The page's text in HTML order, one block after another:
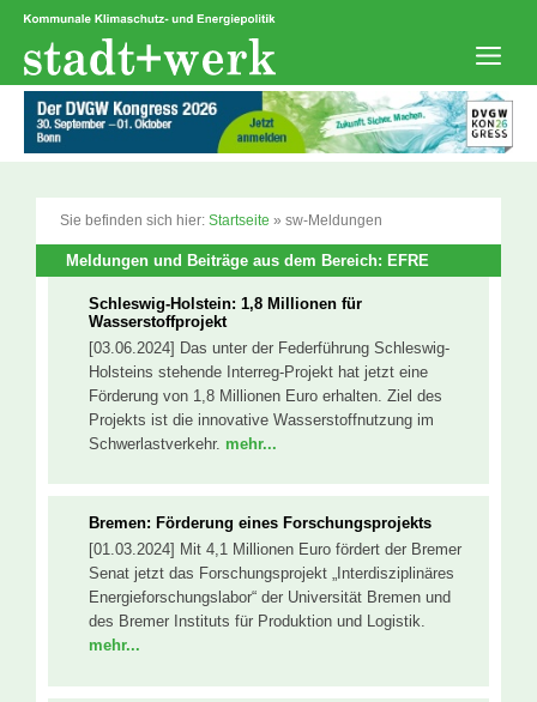
Zum
springen
Sie befinden sich hier: Startseite » sw-Meldungen
Meldungen und Beiträge aus dem Bereich: EFRE
Schleswig-Holstein: 1,8 Millionen für
Wasserstoffprojekt
[03.06.2024] Das unter der Federführung Schleswig-
Holsteins stehende Interreg-Projekt hat jetzt eine
Förderung von 1,8 Millionen Euro erhalten. Ziel des
Projekts ist die innovative Wasserstoffnutzung im
Schwerlastverkehr. mehr...
Bremen: Förderung eines Forschungsprojekts
[01.03.2024] Mit 4,1 Millionen Euro fördert der Bremer
Senat jetzt das Forschungsprojekt „Interdisziplinäres
Energieforschungslabor“ der Universität Bremen und
des Bremer Instituts für Produktion und Logistik.
mehr...